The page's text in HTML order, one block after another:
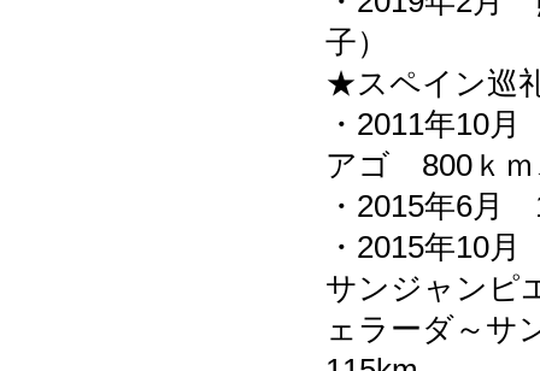
子）
★スペイン巡
・2011年10
アゴ 800ｋｍ
・2015年6
・2015年10
サンジャンピ
ェラーダ～サ